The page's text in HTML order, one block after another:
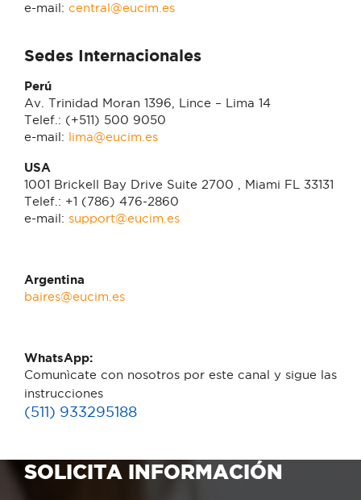
e-mail: central@eucim.es
Sedes Internacionales
Perú
Av. Trinidad Moran 1396, Lince – Lima 14
Telef.: (+511) 500 9050
e-mail:
lima@eucim.es
USA
1001 Brickell Bay Drive Suite 2700 , Miami FL 33131
Telef.: +1 (786) 476-2860
e-mail: support@eucim.es
Argentina
baires@eucim.es
WhatsApp:
Comunìcate con nosotros por este canal y sigue las
instrucciones
(511) 933295188
SOLICITA INFORMACIÓN